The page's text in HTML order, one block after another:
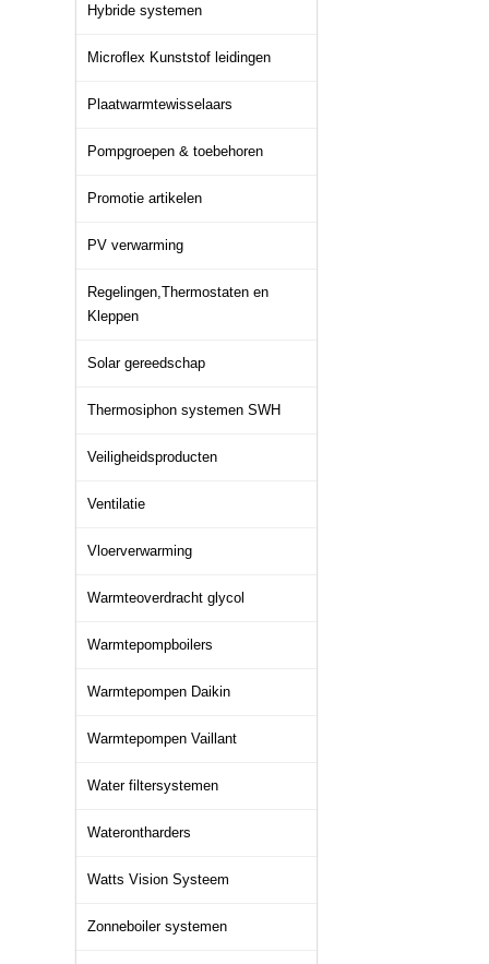
Hybride systemen
Microflex Kunststof leidingen
Plaatwarmtewisselaars
Pompgroepen & toebehoren
Promotie artikelen
PV verwarming
Regelingen,Thermostaten en
Kleppen
Solar gereedschap
Thermosiphon systemen SWH
Veiligheidsproducten
Ventilatie
Vloerverwarming
Warmteoverdracht glycol
Warmtepompboilers
Warmtepompen Daikin
Warmtepompen Vaillant
Water filtersystemen
Waterontharders
Watts Vision Systeem
Zonneboiler systemen